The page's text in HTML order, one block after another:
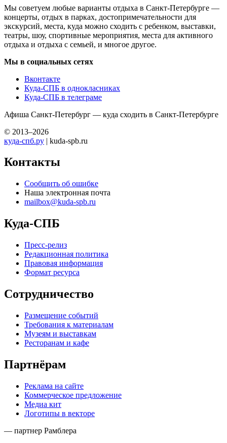
Мы советуем любые варианты отдыха в Санкт-Петербурге —
концерты, отдых в парках, достопримечательности для
экскурсий, места, куда можно сходить с ребенком, выставки,
театры, шоу, спортивные мероприятия, места для активного
отдыха и отдыха с семьей, и многое другое.
Мы в социальных сетях
Вконтакте
Куда-СПБ в однокласниках
Куда-СПБ в телеграме
Афиша Санкт-Петербург — куда сходить в Санкт-Петербурге
© 2013–2026
куда-спб.ру | kuda-spb.ru
Контакты
Сообщить об ошибке
Наша электронная почта
mailbox@kuda-spb.ru
Куда-СПБ
Пресс-релиз
Редакционная политика
Правовая информация
Формат ресурса
Сотрудничество
Размещение событий
Требования к материалам
Музеям и выставкам
Ресторанам и кафе
Партнёрам
Реклама на сайте
Коммерческое предложение
Медиа кит
Логотипы в векторе
— партнер Рамблера